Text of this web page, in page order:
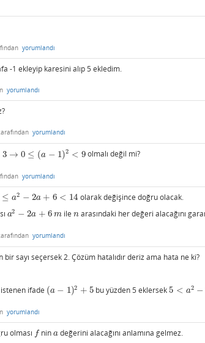
yorumlandı
-1 ekleyip karesini alıp 5 ekledim.
yorumlandı
yorumlandı
3 → 0 ≤ (a − 1)2 < 9olmalı değil mi?
yorumlandı
≤ a2 − 2a + 6 < 14
≤a2−2 a+ 6<14 olarak değişince doğru olacak.
a2 − 2a + 6
a2 −2a+6 m
mile n
narasındaki her değeri alacağını
yorumlandı
bir sayı seçersek 2. Çözüm hatalıdır deriz ama hata ne ki?
ifade (a − 1)2 + 5
(a− 1) 2+5 bu yüzden 5 eklersek5 < a2 −
5 <a2−2 a+
yorumlandı
olması f
f nina
a değerini alacağını anlamına gelmez.